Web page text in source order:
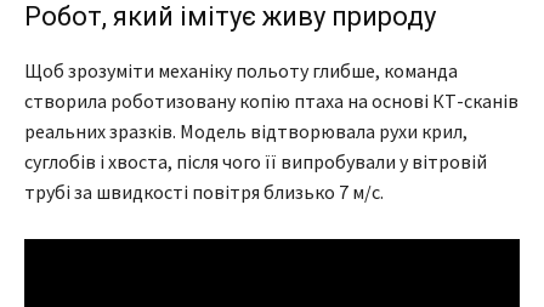
Робот, який імітує живу природу
Щоб зрозуміти механіку польоту глибше, команда
створила роботизовану копію птаха на основі КТ-сканів
реальних зразків. Модель відтворювала рухи крил,
суглобів і хвоста, після чого її випробували у вітровій
трубі за швидкості повітря близько 7 м/с.